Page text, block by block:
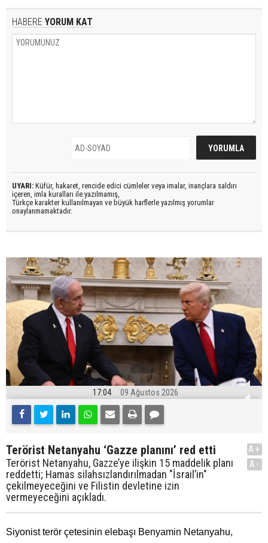
HABERE YORUM KAT
UYARI: Küfür, hakaret, rencide edici cümleler veya imalar, inançlara saldırı
içeren, imla kuralları ile yazılmamış,
Türkçe karakter kullanılmayan ve büyük harflerle yazılmış yorumlar
onaylanmamaktadır.
17:04 09 Ağustos 2026
Terörist Netanyahu ‘Gazze planını’ red etti
Terörist Netanyahu, Gazze’ye ilişkin 15 maddelik planı
reddetti; Hamas silahsızlandırılmadan "İsrail’in"
çekilmeyeceğini ve Filistin devletine izin
vermeyeceğini açıkladı.
A+
A-
Siyonist terör çetesinin elebaşı Benyamin Netanyahu,